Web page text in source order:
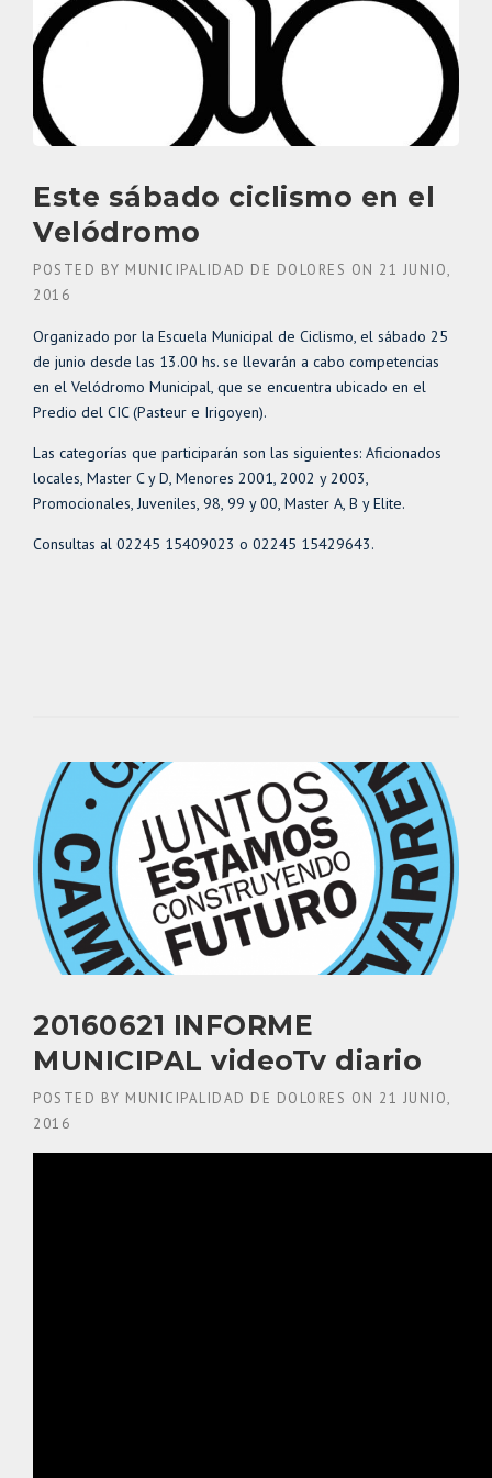
Este sábado ciclismo en el
Velódromo
POSTED BY MUNICIPALIDAD DE DOLORES ON 21 JUNIO,
2016
Organizado por la Escuela Municipal de Ciclismo, el sábado 25
de junio desde las 13.00 hs. se llevarán a cabo competencias
en el Velódromo Municipal, que se encuentra ubicado en el
Predio del CIC (Pasteur e Irigoyen).
Las categorías que participarán son las siguientes: Aficionados
locales, Master C y D, Menores 2001, 2002 y 2003,
Promocionales, Juveniles, 98, 99 y 00, Master A, B y Elite.
Consultas al 02245 15409023 o 02245 15429643.
20160621 INFORME
MUNICIPAL videoTv diario
POSTED BY MUNICIPALIDAD DE DOLORES ON 21 JUNIO,
2016